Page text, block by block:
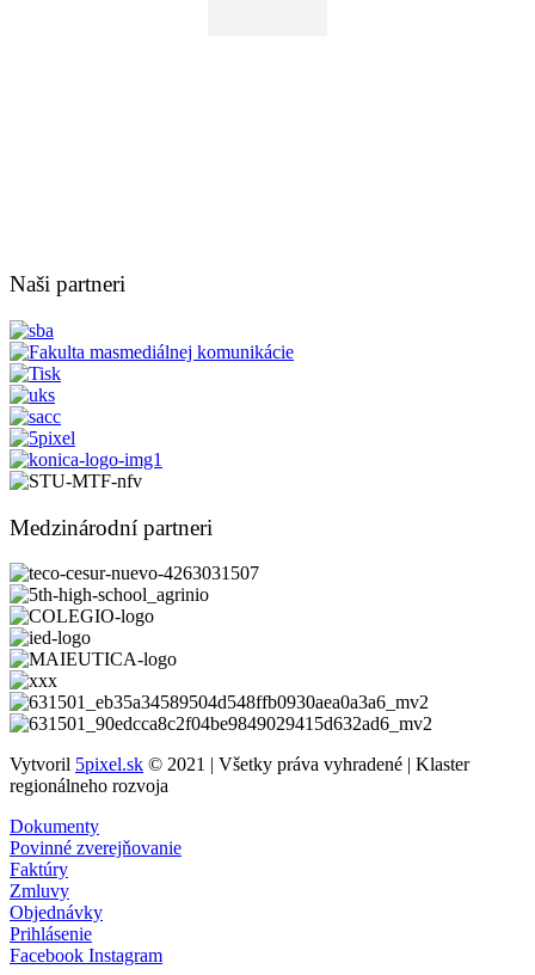
Naši partneri
Medzinárodní partneri
Vytvoril 5pixel.sk © 2021 | Všetky práva vyhradené | Klaster
regionálneho rozvoja
Dokumenty
Povinné zverejňovanie
Faktúry
Zmluvy
Objednávky
Prihlásenie
Facebook Instagram